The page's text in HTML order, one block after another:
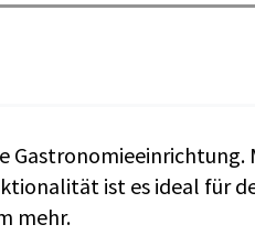
Gastronomieeinrichtung.
ist es ideal für
mehr.